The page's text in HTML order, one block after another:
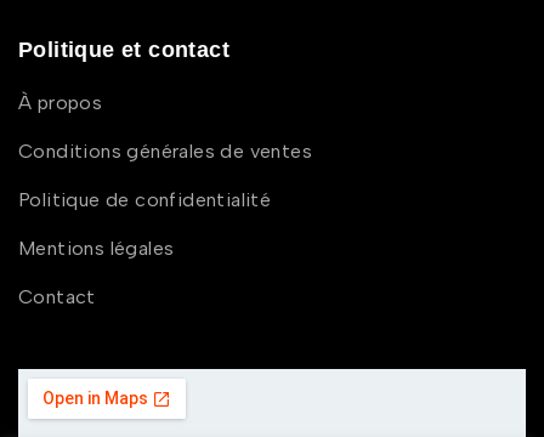
Politique et contact
À propos
Conditions générales de ventes
Politique de confidentialité
Mentions légales
Contact